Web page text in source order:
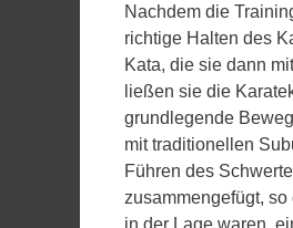
Nachdem die
richtige Halten des
Kata, die sie dann
ließen sie die
grundlegende
mit traditionellen
Führen des
zusammengefügt,
in der Lage waren,